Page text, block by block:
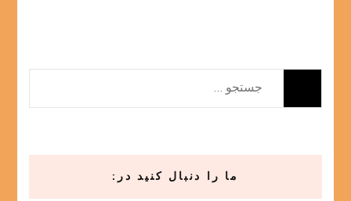
جستجو
برای:
ما را دنبال کنید در: